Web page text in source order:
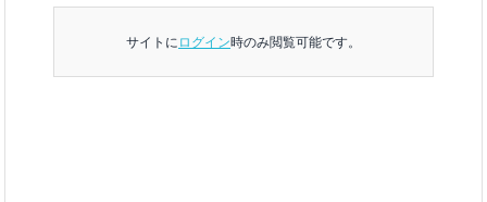
サイトに ログイン時のみ閲覧可能です。